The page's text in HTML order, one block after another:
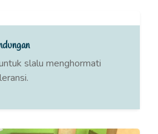
slalu menghormati